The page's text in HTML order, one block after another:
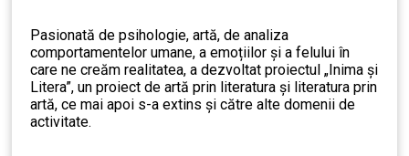
Pasionată de psihologie, artă, de analiza
comportamentelor umane, a emoțiilor și a felului în
care ne creăm realitatea, a dezvoltat proiectul „Inima și
Litera”, un proiect de artă prin literatura și literatura prin
artă, ce mai apoi s-a extins și către alte domenii de
activitate.